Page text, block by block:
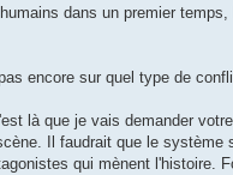
dans un premier
encore sur quel type de
là que je vais demander
Il faudrait que le système
qui mènent l'histoire.